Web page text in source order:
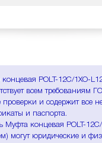
концевая POLT-12C/1XO-
всем требованиям
проверки и содержит все
и паспорта.
Муфта концевая POLT-
могут юридические и